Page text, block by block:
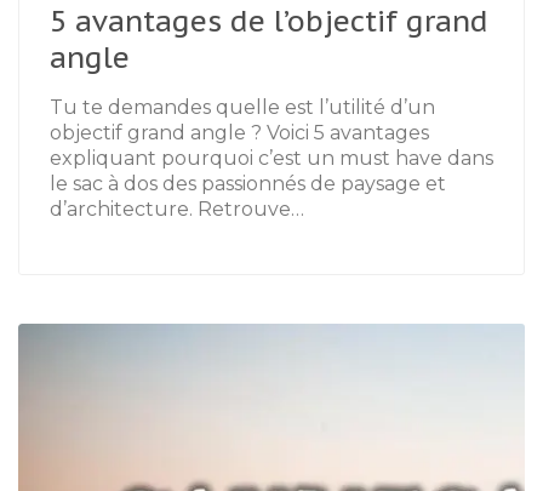
5 avantages de l’objectif grand
angle
Tu te demandes quelle est l’utilité d’un
objectif grand angle ? Voici 5 avantages
expliquant pourquoi c’est un must have dans
le sac à dos des passionnés de paysage et
d’architecture. Retrouve…